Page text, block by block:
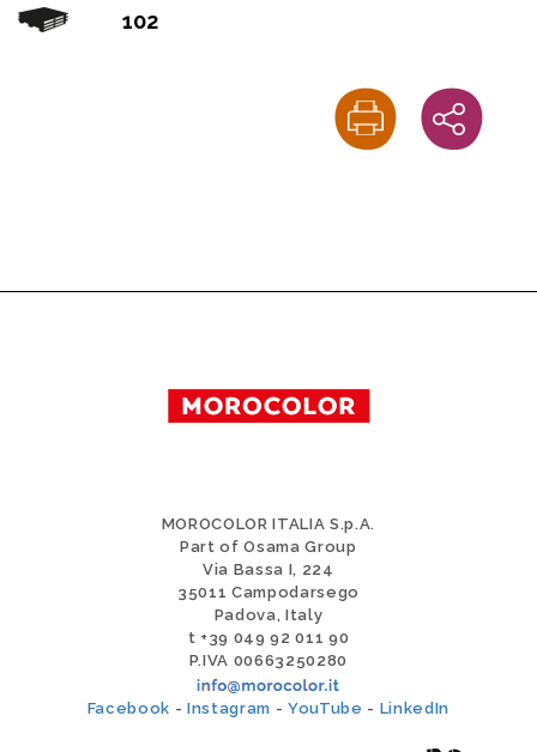
102
MOROCOLOR ITALIA S.p.A.
Part of Osama Group
Via Bassa I, 224
35011 Campodarsego
Padova, Italy
t +39 049 92 011 90
P.IVA 00663250280
Facebook -Instagram -YouTube - LinkedIn